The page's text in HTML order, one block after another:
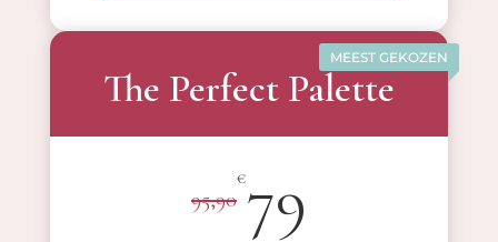
The Perfect Palette
95,90
€79
MEEST GEKOZEN